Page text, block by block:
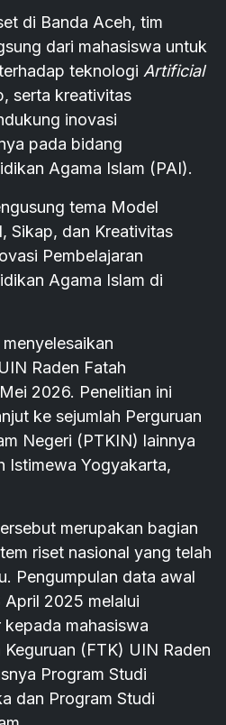
di Banda Aceh, tim
dari mahasiswa untuk
teknologi Artificial
serta kreativitas
inovasi
pada bidang
Agama Islam (PAI).
tema Model
Sikap, dan Kreativitas
Pembelajaran
Agama Islam di
Raden Fatah
2026. Penelitian ini
ke sejumlah Perguruan
Negeri (PTKIN) lainnya
Istimewa Yogyakarta,
merupakan bagian
riset nasional yang telah
Pengumpulan data awal
2025 melalui
mahasiswa
(FTK) UIN Raden
Program Studi
dan Program Studi